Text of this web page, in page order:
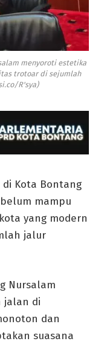
menyoroti estetika
trotoar di sejumlah
R'sya)
Kota Bontang
mampu
yang modern
jalur
Nursalam
jalan di
dan
suasana